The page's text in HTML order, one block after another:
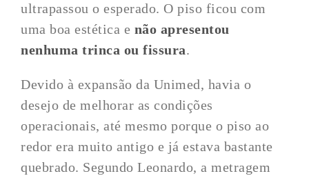
ultrapassou o esperado. O piso ficou com
uma boa estética e não apresentou
nenhuma trinca ou fissura.
Devido à expansão da Unimed, havia o
desejo de melhorar as condições
operacionais, até mesmo porque o piso ao
redor era muito antigo e já estava bastante
quebrado. Segundo Leonardo, a metragem